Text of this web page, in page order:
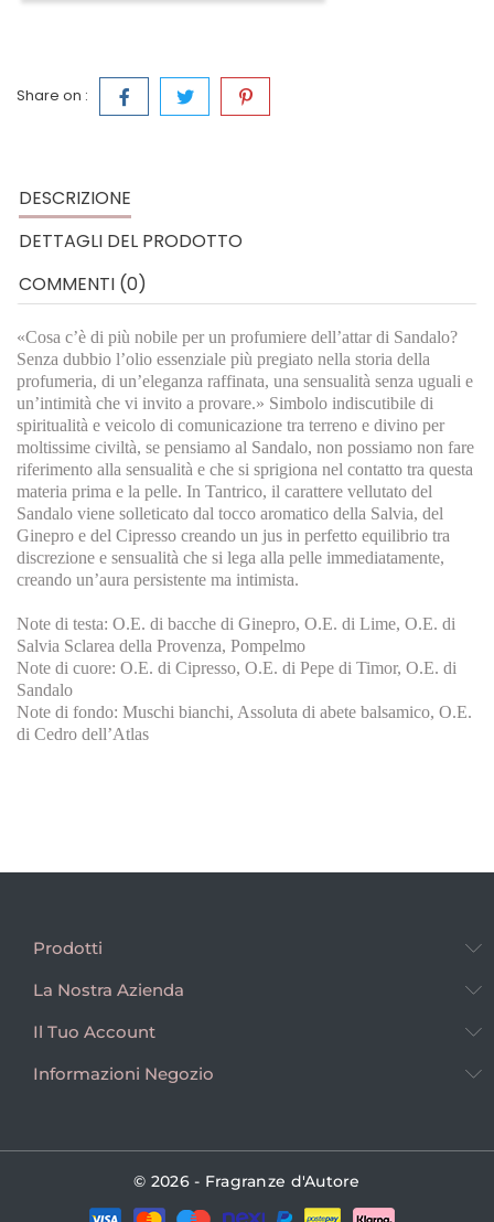
Share on :
DESCRIZIONE
DETTAGLI DEL PRODOTTO
COMMENTI (0)
«Cosa c’è di più nobile per un profumiere dell’attar di Sandalo?
Senza dubbio l’olio essenziale più pregiato nella storia della
profumeria, di un’eleganza raffinata, una sensualità senza uguali e
un’intimità che vi invito a provare.» Simbolo indiscutibile di
spiritualità e veicolo di comunicazione tra terreno e divino per
moltissime civiltà, se pensiamo al Sandalo, non possiamo non fare
riferimento alla sensualità e che si sprigiona nel contatto tra questa
materia prima e la pelle. In Tantrico, il carattere vellutato del
Sandalo viene solleticato dal tocco aromatico della Salvia, del
Ginepro e del Cipresso creando un jus in perfetto equilibrio tra
discrezione e sensualità che si lega alla pelle immediatamente,
creando un’aura persistente ma intimista.
Note di testa: O.E. di bacche di Ginepro, O.E. di Lime, O.E. di
Salvia Sclarea della Provenza, Pompelmo
Note di cuore: O.E. di Cipresso, O.E. di Pepe di Timor, O.E. di
Sandalo
Note di fondo: Muschi bianchi, Assoluta di abete balsamico, O.E.
di Cedro dell’Atlas
Prodotti
La Nostra Azienda
Il Tuo Account
Informazioni Negozio
© 2026 - Fragranze d'Autore